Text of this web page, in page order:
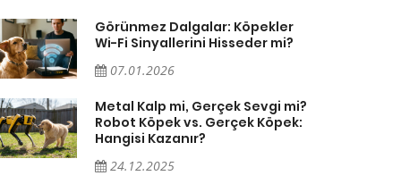
Görünmez Dalgalar: Köpekler
Wi-Fi Sinyallerini Hisseder mi?
07.01.2026
Metal Kalp mi, Gerçek Sevgi mi?
Robot Köpek vs. Gerçek Köpek:
Hangisi Kazanır?
24.12.2025